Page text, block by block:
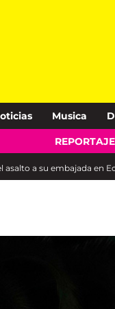
Musica
asalto a su embajada en